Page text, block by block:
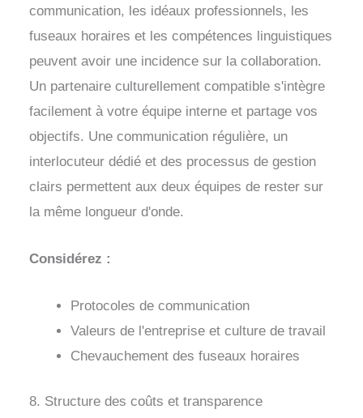
communication, les idéaux professionnels, les
fuseaux horaires et les compétences linguistiques
peuvent avoir une incidence sur la collaboration.
Un partenaire culturellement compatible s'intègre
facilement à votre équipe interne et partage vos
objectifs. Une communication régulière, un
interlocuteur dédié et des processus de gestion
clairs permettent aux deux équipes de rester sur
la même longueur d'onde.
Considérez :
Protocoles de communication
Valeurs de l'entreprise et culture de travail
Chevauchement des fuseaux horaires
8. Structure des coûts et transparence